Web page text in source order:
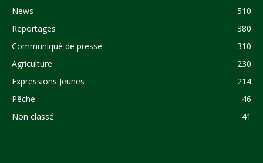
News
510
Reportages
380
Communiqué de presse
310
Agriculture
230
Expressions Jeunes
214
Pêche
46
Non classé
41